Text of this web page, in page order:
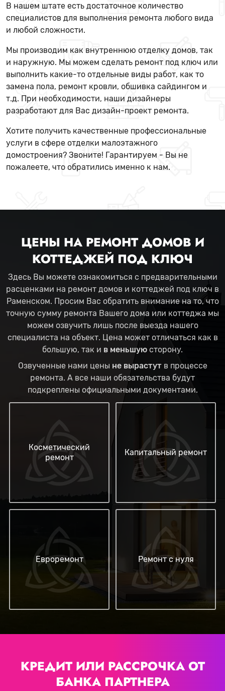
В нашем штате есть достаточное количество
специалистов для выполнения ремонта любого вида
и любой сложности.
Мы производим как внутреннюю отделку домов, так
и наружную. Мы можем сделать ремонт под ключ или
выполнить какие-то отдельные виды работ, как то
замена пола, ремонт кровли, обшивка сайдингом и
т.д. При необходимости, наши дизайнеры
разработают для Вас дизайн-проект ремонта.
Хотите получить качественные профессиональные
услуги в сфере отделки малоэтажного
домостроения? Звоните! Гарантируем - Вы не
пожалеете, что обратились именно к нам.
ЦЕНЫ НА РЕМОНТ ДОМОВ И
КОТТЕДЖЕЙ ПОД КЛЮЧ
Здесь Вы можете ознакомиться с предварительными
расценками на ремонт домов и коттеджей под ключ в
Раменском. Просим Вас обратить внимание на то, что
точную сумму ремонта Вашего дома или коттеджа мы
можем озвучить лишь после выезда нашего
специалиста на объект. Цена может отличаться как в
большую, так и в меньшую сторону.
Озвученные нами цены не вырастутв процессе
ремонта. А все наши обязательства будут
подкреплены официальными документами.
Косметический
ремонт
Капитальный ремонт
Евроремонт Ремонт с нуля
КРЕДИТ ИЛИ РАССРОЧКА ОТ
БАНКА ПАРТНЕРА